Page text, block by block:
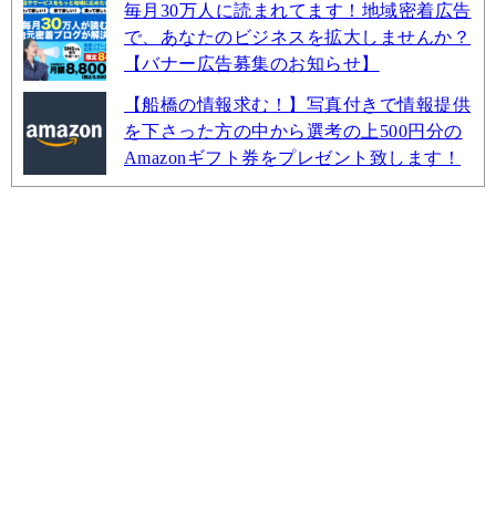
毎月30万人に読まれてます！地域密着広告
で、あなたのビジネスを拡大しませんか？
【バナー広告募集のお知らせ】
【船橋の情報求む！】写真付きで情報提供
を下さった方の中から選考の上500円分の
Amazonギフト券をプレゼント致します！